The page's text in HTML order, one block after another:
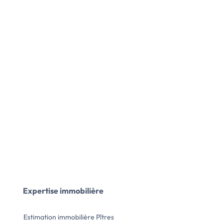
Expertise immobilière
Estimation immobilière Pîtres